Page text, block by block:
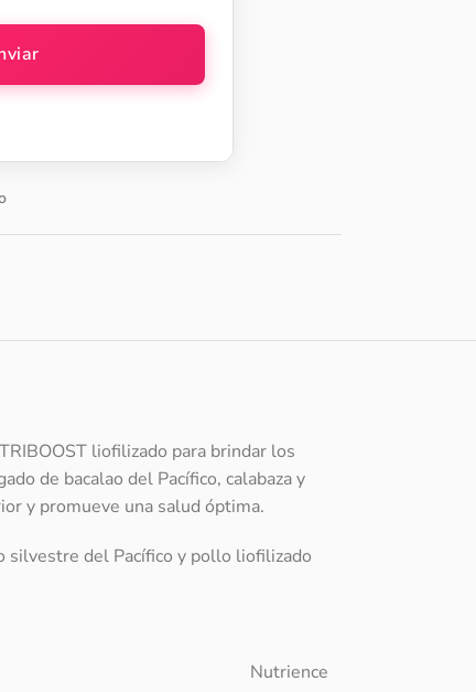
liofilizado para brindar los
de bacalao del Pacífico, calabaza y
y promueve una salud óptima.
silvestre del Pacífico y pollo liofilizado
Nutrience